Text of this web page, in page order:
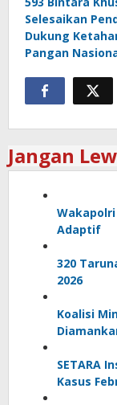
pos
Selesaikan
Dukung
Pangan
Jangan
Wakapolri
Adaptif
320
2026
Koalisi
SETARA
Kasus